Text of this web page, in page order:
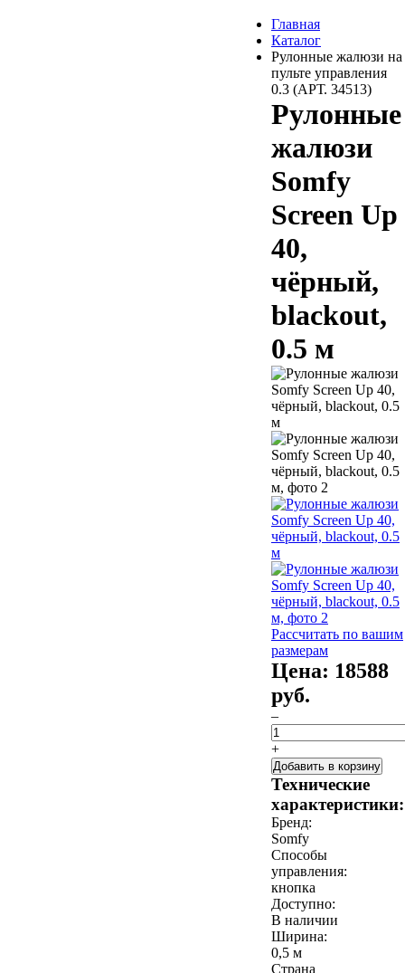
Главная
Каталог
Рулонные жалюзи на
пульте управления
0.3 (АРТ. 34513)
Рулонные
жалюзи
Somfy
Screen Up
40,
чёрный,
blackout,
0.5 м
Рассчитать по вашим
размерам
Цена: 18588
руб.
–
+
Добавить в корзину
Технические
характеристики:
Бренд:
Somfy
Способы
управления:
кнопка
Доступно:
В наличии
Ширина:
0,5 м
Страна